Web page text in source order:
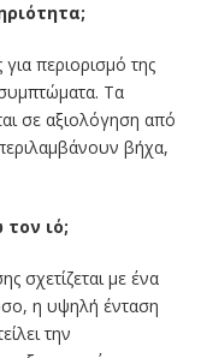
περιορισμό της
Τα
σε αξιολόγηση από
βήχα,
ιό;
σχετίζεται με ένα
η υψηλή ένταση
την